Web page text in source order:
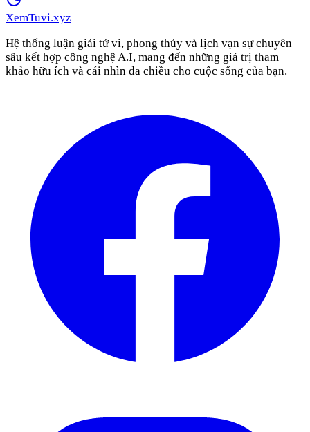
XemTuvi.xyz
Hệ thống luận giải tử vi, phong thủy và lịch vạn sự chuyên
sâu kết hợp công nghệ A.I, mang đến những giá trị tham
khảo hữu ích và cái nhìn đa chiều cho cuộc sống của bạn.